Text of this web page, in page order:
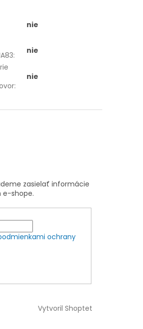
nie
:
nie
:
nie
zasielať informácie
e-shope.
ochrany
Vytvoril Shoptet